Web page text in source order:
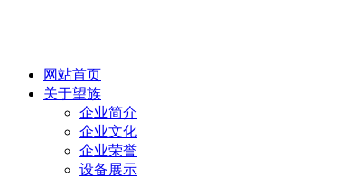
网站首页
关于望族
企业简介
企业文化
企业荣誉
设备展示